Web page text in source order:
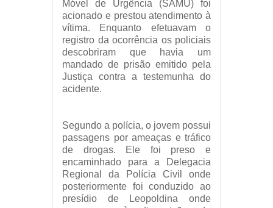
Móvel de Urgência (SAMU) foi
acionado e prestou atendimento à
vítima. Enquanto efetuavam o
registro da ocorrência os policiais
descobriram que havia um
mandado de prisão emitido pela
Justiça contra a testemunha do
acidente.
Segundo a polícia, o jovem possui
passagens por ameaças e tráfico
de drogas. Ele foi preso e
encaminhado para a Delegacia
Regional da Polícia Civil onde
posteriormente foi conduzido ao
presídio de Leopoldina onde